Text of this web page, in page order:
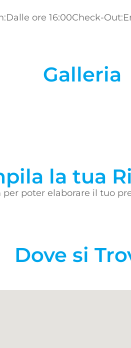
ore 16:00Check-
Galleria
la tua
poter elaborare il tuo
Dove si